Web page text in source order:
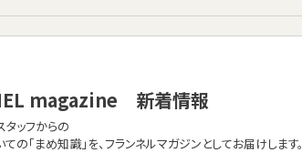
magazine 新着情報
タッフからの
の「まめ知識」を、フランネルマガジンとしてお届けします。